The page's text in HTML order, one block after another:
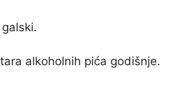
alkoholnih pića godišnje.